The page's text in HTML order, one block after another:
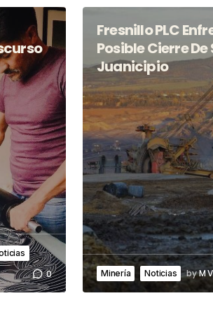
0
Fresnillo PLC
Posible Cierre
Juanicipio
Minería Noticias byM